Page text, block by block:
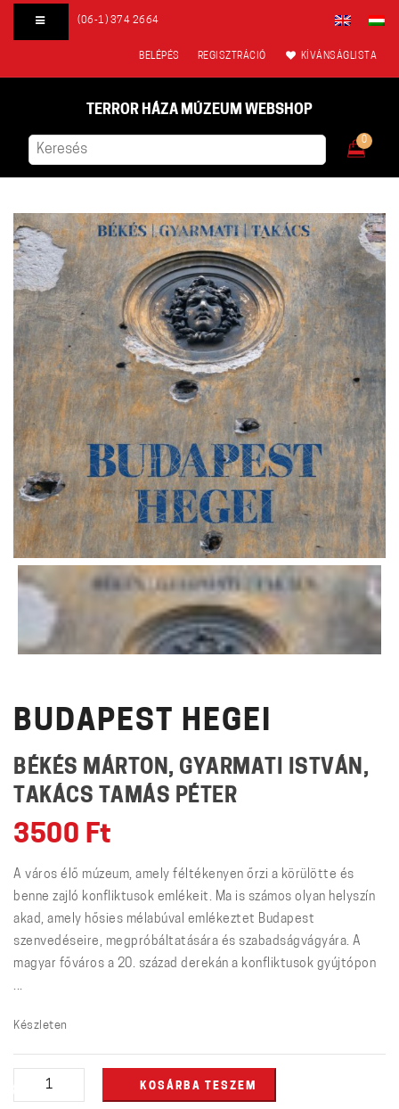
(06-1) 374 2664
BELÉPÉS REGISZTRÁCIÓ KÍVÁNSÁGLISTA
TERROR HÁZA MÚZEUM WEBSHOP
0
BUDAPEST HEGEI
BÉKÉS MÁRTON, GYARMATI ISTVÁN,
TAKÁCS TAMÁS PÉTER
3500 Ft
A város élő múzeum, amely féltékenyen őrzi a körülötte és
benne zajló konfliktusok emlékeit. Ma is számos olyan helyszín
akad, amely hősies mélabúval emlékeztet Budapest
szenvedéseire, megpróbáltatására és szabadságvágyára. A
magyar főváros a 20. század derekán a konfliktusok gyújtópon
...
Készleten
Budapest
hegei
KOSÁRBA TESZEM